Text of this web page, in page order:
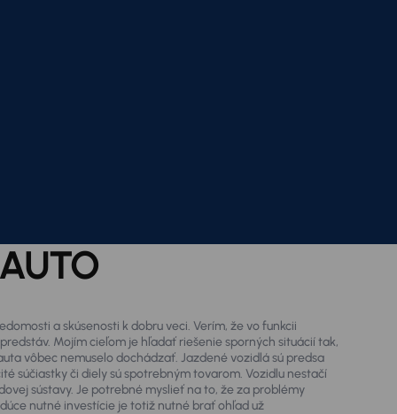
a skúsenosti k dobru veci. Verím, že vo funkcii
Mojím cieľom je hľadať riešenie sporných situácií tak,
vôbec nemuselo dochádzať. Jazdené vozidlá sú predsa
súčiastky či diely sú spotrebným tovarom. Vozidlu nestačí
sústavy. Je potrebné myslieť na to, že za problémy
nutné investície je totiž nutné brať ohľad už